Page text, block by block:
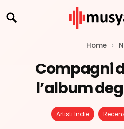
Home ›
Compagni
l’album
Artisti Indie